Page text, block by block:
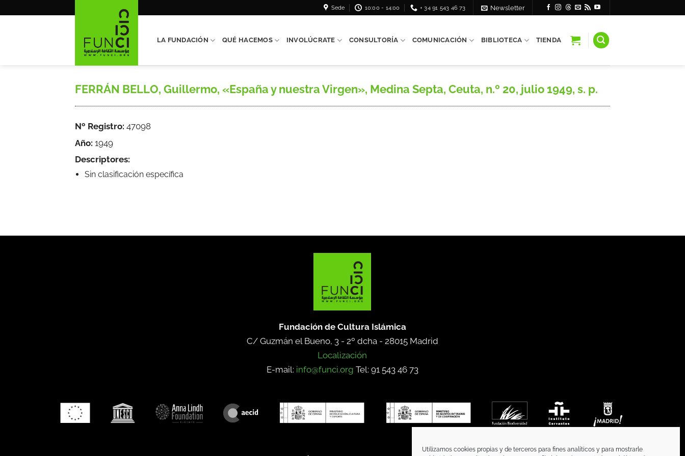
Utilizamos cookies propias y de terceros para fines analíticos y para mostrarle
Sede 10:00 - 14:00 + 34 91 543 46 73 Newsletter
LA FUNDACIÓN QUÉ HACEMOS INVOLÚCRATE CONSULTORÍA COMUNICACIÓN BIBLIOTECA TIENDA
FERRÁN BELLO, Guillermo, «España y nuestra Virgen», Medina Septa, Ceuta, n.º 20, julio 1949, s. p.
Nº Registro: 47098
Año: 1949
Descriptores:
Sin clasificación específica
Fundación de Cultura Islámica
C/ Guzmán el Bueno, 3 - 2º dcha - 28015 Madrid
Localización
E-mail: info@funci.org Tel: 91 543 46 73